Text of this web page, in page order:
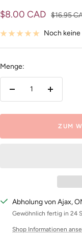
Angebotspreis
$8.00 CAD Regulärer
$16.95
Noch
Menge:
Menge
ZUM
Abholung von Ajax,
Gewöhnlich fertig in 24
Shop Informationen